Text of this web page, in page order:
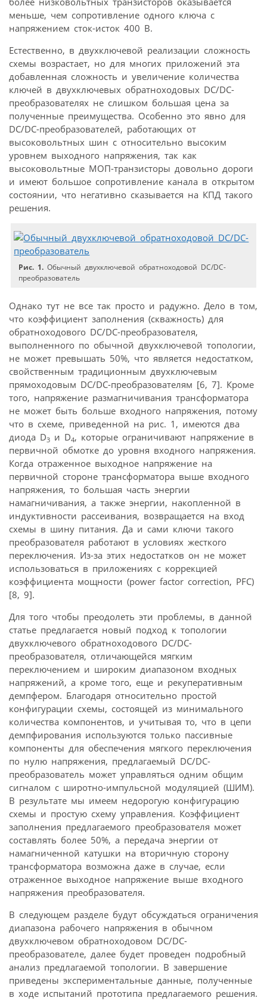
меньше, чем сопротивление одного ключа с
напряжением сток-исток 400 В.
Естественно, в двухключевой реализации сложность
схемы возрастает, но для многих приложений эта
добавленная сложность и увеличение количества
ключей в двухключевых обратноходовых DC/DC-
преобразователях не слишком большая цена за
полученные преимущества. Особенно это явно для
DC/DC-преобразователей, работающих от
высоковольтных шин с относительно высоким
уровнем выходного напряжения, так как
высоковольтные МОП-транзисторы довольно дороги
и имеют большое сопротивление канала в открытом
состоянии, что негативно сказывается на КПД такого
решения.
Рис. 1. Обычный двухключевой обратноходовой DC/DC-
преобразователь
Однако тут не все так просто и радужно. Дело в том,
что коэффициент заполнения (скважность) для
обратноходового DC/DC-преобразователя,
выполненного по обычной двухключевой топологии,
не может превышать 50%, что является недостатком,
свойственным традиционным двухключевым
прямоходовым DC/DC-преобразователям [6, 7]. Кроме
того, напряжение размагничивания трансформатора
не может быть больше входного напряжения, потому
что в схеме, приведенной на рис. 1, имеются два
диода D3 и D4, которые ограничивают напряжение в
первичной обмотке до уровня входного напряжения.
Когда отраженное выходное напряжение на
первичной стороне трансформатора выше входного
напряжения, то большая часть энергии
намагничивания, а также энергии, накопленной в
индуктивности рассеивания, возвращается на вход
схемы в шину питания. Да и сами ключи такого
преобразователя работают в условиях жесткого
переключения. Из-за этих недостатков он не может
использоваться в приложениях с коррекцией
коэффициента мощности (power factor correction, PFC)
[8, 9].
Для того чтобы преодолеть эти проблемы, в данной
статье предлагается новый подход к топологии
двухключевого обратноходового DC/DC-
преобразователя, отличающейся мягким
переключением и широким диапазоном входных
напряжений, а кроме того, еще и рекуперативным
демпфером. Благодаря относительно простой
конфигурации схемы, состоящей из минимального
количества компонентов, и учитывая то, что в цепи
демпфирования используются только пассивные
компоненты для обеспечения мягкого переключения
по нулю напряжения, предлагаемый DC/DC-
преобразователь может управляться одним общим
сигналом с широтно-импульсной модуляцией (ШИМ).
В результате мы имеем недорогую конфигурацию
схемы и простую схему управления. Коэффициент
заполнения предлагаемого преобразователя может
составлять более 50%, а передача энергии от
намагниченной катушки на вторичную сторону
трансформатора возможна даже в случае, если
отраженное выходное напряжение выше входного
напряжения преобразователя.
В следующем разделе будут обсуждаться ограничения
диапазона рабочего напряжения в обычном
двухключевом обратноходовом DC/DC-
преобразователе, далее будет проведен подробный
анализ предлагаемой топологии. В завершение
приведены экспериментальные данные, полученные
в ходе испытаний прототипа предлагаемого решения.